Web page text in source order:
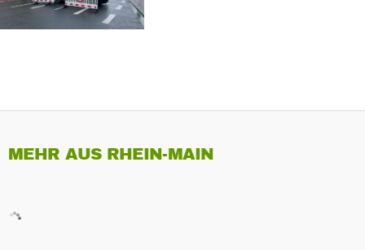
MEHR AUS RHEIN-MAIN